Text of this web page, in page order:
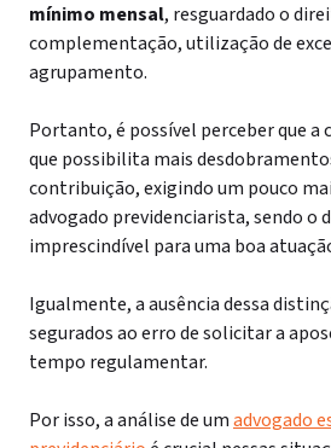
mínimo mensal, resguardado o
complementação, utilização de
agrupamento.
Portanto, é possível perceber que a
que possibilita mais
contribuição, exigindo um pouco
advogado previdenciarista, sendo o
imprescindível para uma boa
Igualmente, a ausência dessa
segurados ao erro de solicitar a
tempo regulamentar.
Por isso, a análise de umadvogado